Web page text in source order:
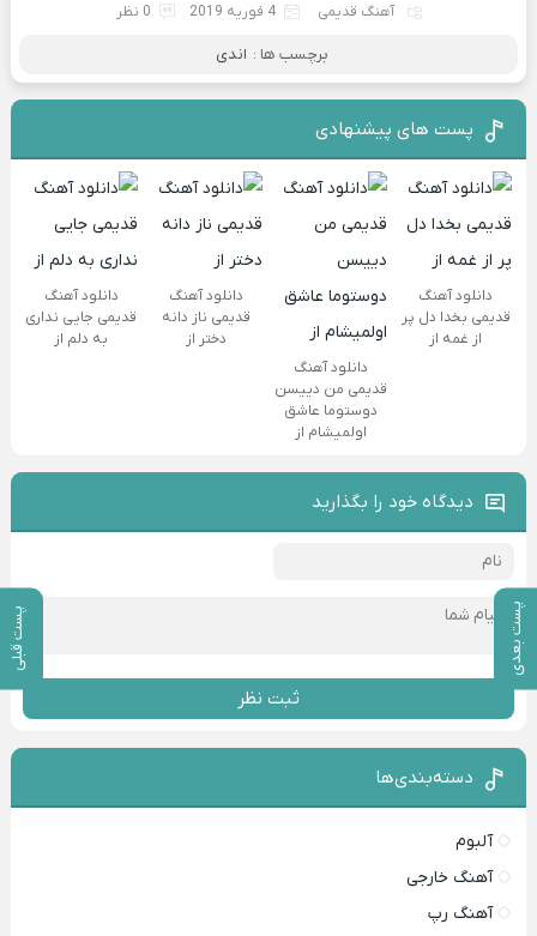
پست بعدی پست قبلی
آهنگ قدیمی 4 فوریه 2019 0 نظر
برچسب ها : اندی
پست های پیشنهادی
دانلود آهنگ
قدیمی بخدا دل پر
از غمه از
دانلود آهنگ
قدیمی من دییسن
دوستوما عاشق
اولمیشام از
دانلود آهنگ
قدیمی ناز دانه
دختر از
دانلود آهنگ
قدیمی جایی نداری
به دلم از
دیدگاه خود را بگذارید
ثبت نظر
دسته‌بندی‌ها
آلبوم
آهنگ خارجی
آهنگ رپ